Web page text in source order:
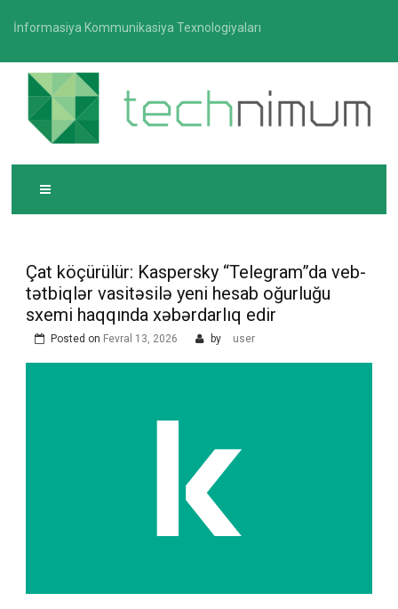
İnformasiya Kommunikasiya Texnologiyaları
TECHNIMUM
İnformasiya-kommunikasiya texnologiyaları üzrə
media platforması
Çat köçürülür: Kaspersky “Telegram”da veb-
tətbiqlər vasitəsilə yeni hesab oğurluğu
sxemi haqqında xəbərdarlıq edir
Posted on Fevral 13, 2026 by user